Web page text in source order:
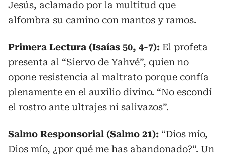
Jesús, aclamado por la multitud que
alfombra su camino con mantos y ramos.
Primera Lectura (Isaías 50, 4-7): El profeta
presenta al “Siervo de Yahvé”, quien no
opone resistencia al maltrato porque confía
plenamente en el auxilio divino. “No escondí
el rostro ante ultrajes ni salivazos”.
Salmo Responsorial (Salmo 21): “Dios mío,
Dios mío, ¿por qué me has abandonado?”. Un